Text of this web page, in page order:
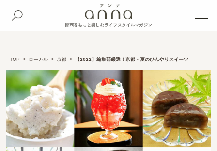
関西をもっと楽しむライフスタイルマガジン
TOP ローカル 京都 【2022】編集部厳選！京都・夏のひんやりスイーツ